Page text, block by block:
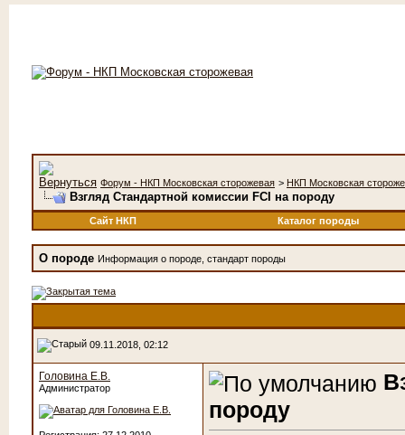
Форум - НКП Московская сторожевая > НКП Московская
Взгляд Стандартной комиссии FCI на породу
Сайт НКП Каталог породы
О породе Информация о породе, стандарт породы
09.11.2018, 02:12
Головина Е.В.
Администратор
породу